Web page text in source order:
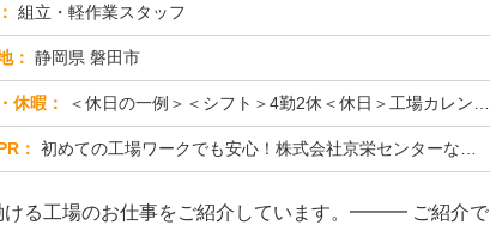
組立・軽作業スタッフ
： 静岡県 磐田市
休暇： ＜休日の一例＞＜シフト＞4勤2休＜休日＞工場カレンダーによる★長期休暇あり★有給休暇あり※配属先により休日・勤務形...
： 初めての工場ワークでも安心！株式会社京栄センターなら、全国各地の豊富なお仕事の中から、あなたにぴったりの環境が見つ...
ける工場のお仕事をご紹介しています。━━━ ご紹介で